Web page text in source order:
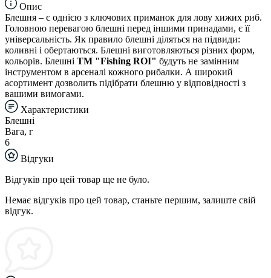
Опис
Блешня – є однією з ключових приманок для лову хижих риб.
Головною перевагою блешні перед іншими принадами, є її
універсальність. Як правило блешні діляться на підвиди:
коливні і обертаються. Блешні виготовляються різних форм,
кольорів. Блешні TM "Fishing ROI" будуть не замінним
інструментом в арсеналі кожного рибалки. А широкий
асортимент дозволить підібрати блешню у відповідності з
вашими вимогами.
Характеристики
Блешні
Вага, г
6
Відгуки
Відгуків про цей товар ще не було.
Немає відгуків про цей товар, станьте першим, залиште свій
відгук.